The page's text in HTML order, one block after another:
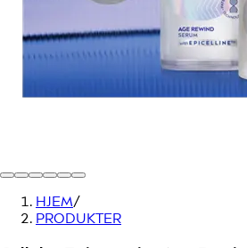
HJEM/
PRODUKTER